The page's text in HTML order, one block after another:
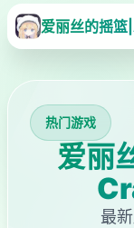
爱丽丝的摇
热门游戏
爱丽
最